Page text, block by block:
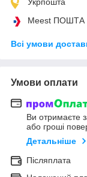
Meest ПОШТА
Всі умови
Умови оплати
Ви отримаєте
або гроші
Детальніше
Післяплата